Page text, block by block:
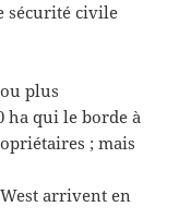
sécurité civile
plus
ha qui le borde à
; mais
arrivent en